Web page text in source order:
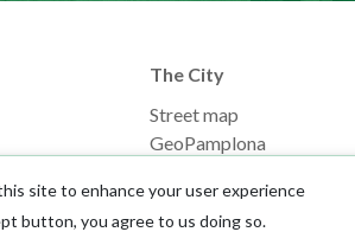
The City
Street map
GeoPamplona
site to enhance your user experience
button, you agree to us doing so.